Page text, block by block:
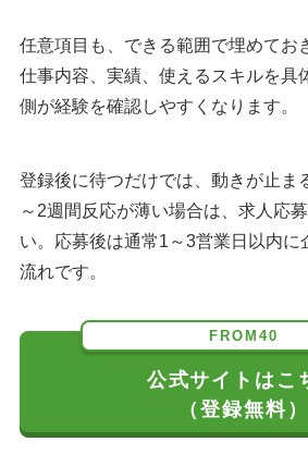
任意項目も、できる範囲で埋めてお
仕事内容、実績、使えるスキルを具
側が経験を確認しやすくなります。
登録後に待つだけでは、動きが止ま
～2週間反応が薄い場合は、求人応
い。応募後は通常1～3営業日以内に
流れです。
FROM40
公式サイトはこ
（登録無料）